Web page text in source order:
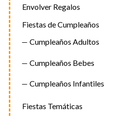
Envolver Regalos
Fiestas de Cumpleaños
Cumpleaños Adultos
Cumpleaños Bebes
Cumpleaños Infantiles
Fiestas Temáticas